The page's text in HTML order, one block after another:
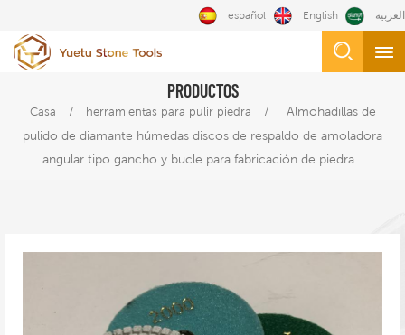
español English العربية
PRODUCTOS
Casa / herramientas para pulir piedra /
Almohadillas de
pulido de diamante húmedas discos de respaldo de amoladora
angular tipo gancho y bucle para fabricación de piedra